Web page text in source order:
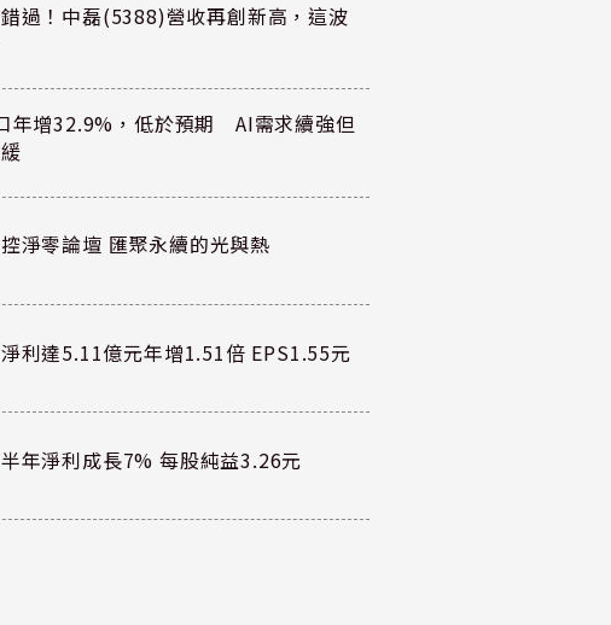
過！中磊(5388)營收再創新高，這波
年增32.9%，低於預期 AI需求續強但
淨零論壇 匯聚永續的光與熱
利達5.11億元年增1.51倍 EPS1.55元
年淨利成長7% 每股純益3.26元